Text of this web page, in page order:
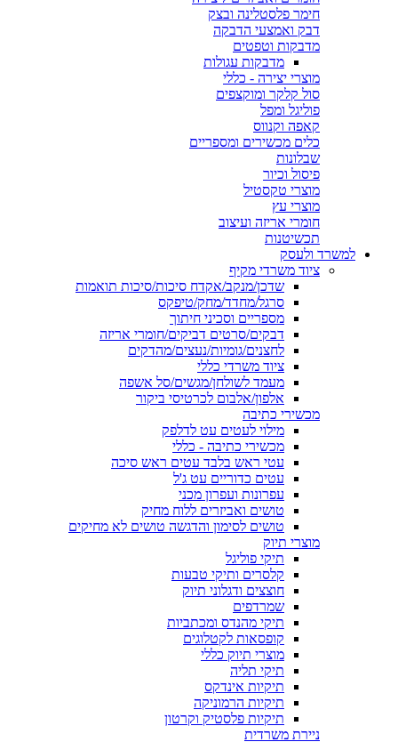
חימר פלסטלינה ובצק
דבק ואמצעי הדבקה
מדבקות וטפטים
מדבקות עגולות
מוצרי יצירה - כללי
סול קלקר ומוקצפים
פוליגל ומפל
קאפה וקנווס
כלים מכשירים ומספריים
שבלונות
פיסול וכיור
מוצרי טקסטיל
מוצרי עץ
חומרי אריזה ועיצוב
תכשיטנות
למשרד ולעסק
ציוד משרדי מקיף
שדכן/מנקב/אקדח סיכות/סיכות תואמות
סרגל/מחדד/מחק/טיפקס
מספריים וסכיני חיתוך
דבקים/סרטים דביקים/חומרי אריזה
לחצנים/גומיות/נעצים/מהדקים
ציוד משרדי כללי
מעמד לשולחן/מגשים/סל אשפה
אלפון/אלבום לכרטיסי ביקור
מכשירי כתיבה
מילוי לעטים עט לדלפק
מכשירי כתיבה - כללי
עטי ראש בלבד עטים ראש סיכה
עטים כדוריים עט ג'ל
עפרונות ועפרון מכני
טושים ואביזרים ללוח מחיק
טושים לסימון והדגשה טושים לא מחיקים
מוצרי תיוק
תיקי פוליגל
קלסרים ותיקי טבעות
חוצצים ודגלוני תיוק
שמרדפים
תיקי מהנדס ומכתביות
קופסאות לקטלוגים
מוצרי תיוק כללי
תיקי תליה
תיקיות אינדקס
תיקיות הרמוניקה
תיקיות פלסטיק וקרטון
ניירת משרדית